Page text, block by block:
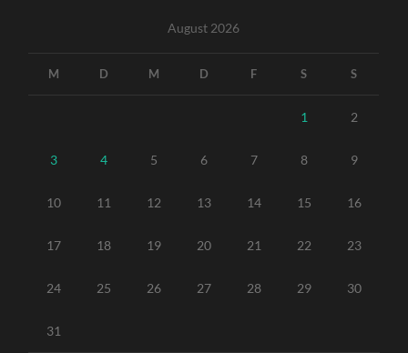
August 2026
M D M D F S S
1 2
3 4 5 6 7 8 9
10 11 12 13 14 15 16
17 18 19 20 21 22 23
24 25 26 27 28 29 30
31